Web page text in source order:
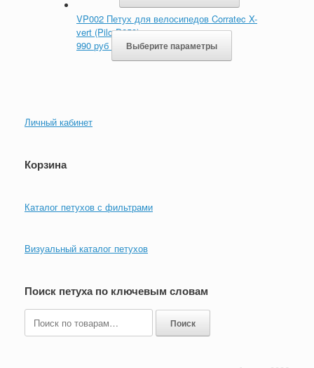
VP002 Петух для велосипедов Corratec X-
vert (Pilo D253)
990 руб Выберите параметры
Личный кабинет
Корзина
Каталог петухов с фильтрами
Визуальный каталог петухов
Поиск петуха по ключевым словам
Искать:
Поиск